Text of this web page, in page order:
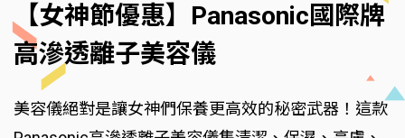
【女神節優惠】Panasonic國際牌
高滲透離子美容儀
美容儀絕對是讓女神們保養更高效的秘密武器！這款